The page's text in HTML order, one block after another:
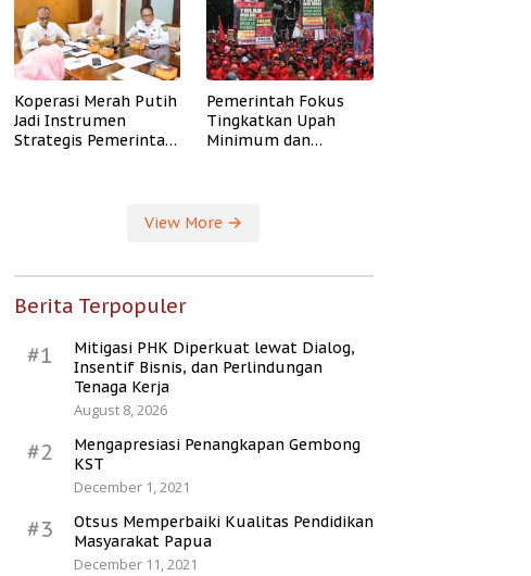
Koperasi Merah Putih
Jadi Instrumen
Strategis Pemerintah
Pemerintah Fokus
Tingkatkan Upah
Minimum dan
View More
Berita Terpopuler
#1
Mitigasi PHK Diperkuat lewat Dialog,
Insentif Bisnis, dan Perlindungan
Tenaga Kerja
August 8, 2026
#2
Mengapresiasi Penangkapan Gembong
KST
December 1, 2021
#3
Otsus Memperbaiki Kualitas Pendidikan
Masyarakat Papua
December 11, 2021